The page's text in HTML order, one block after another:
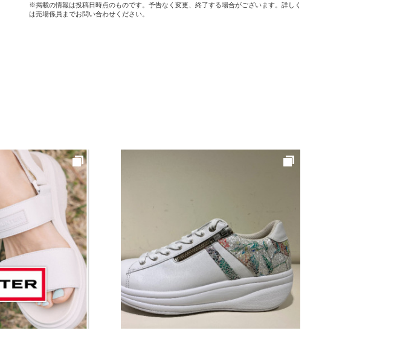
※掲載の情報は投稿日時点のものです。予告なく変更、終了する場合がございます。詳しく
は売場係員までお問い合わせください。